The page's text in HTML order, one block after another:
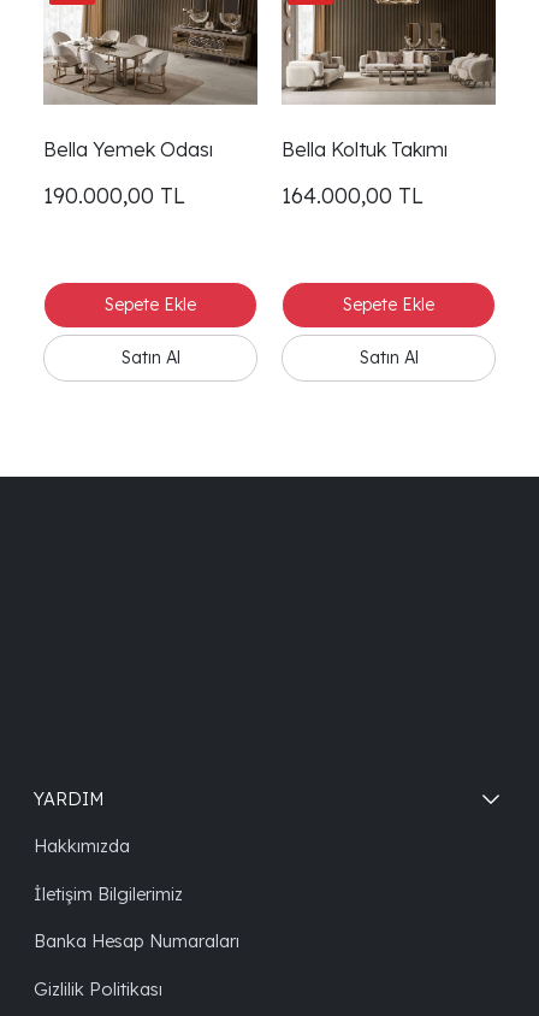
Bella Yemek Odası
190.000,00 TL
Bella Koltuk Takımı
164.000,00 TL
YARDIM
Hakkımızda
İletişim Bilgilerimiz
Banka Hesap Numaraları
Gizlilik Politikası